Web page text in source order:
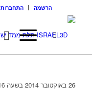
הרשמה התחברות
26 באוקטובר 2014 בשעה 7:16